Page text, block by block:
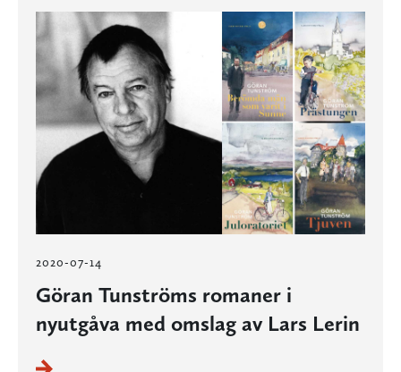
2020-07-14
Göran Tunströms romaner i
nyutgåva med omslag av Lars Lerin